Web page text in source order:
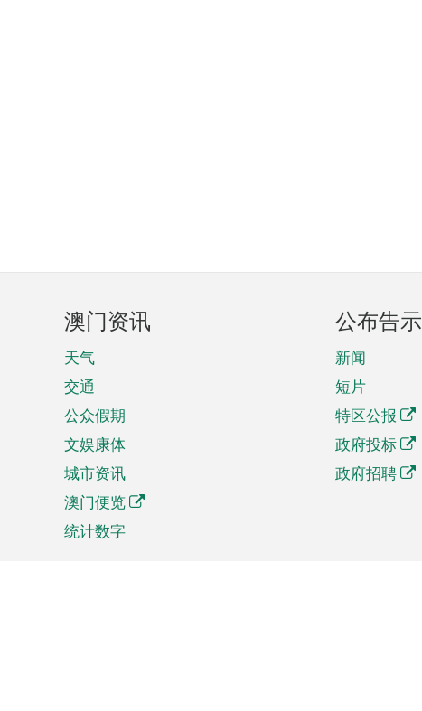
澳门资讯
天气
交通
公众假期
文娱康体
城市资讯
澳门便览
统计数字
公布告示
新闻
短片
特区公报
政府投标
政府招聘